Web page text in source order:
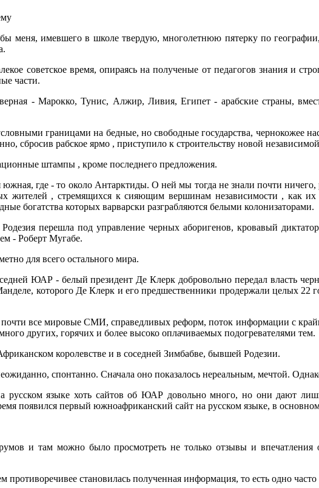
меня, имевшего в школе твердую, многолетнюю пятерку по
советское время, опираясь на полученые от педагогов знания и
части.
- Марокко, Тунис, Алжир, Ливия, Египет - арабские страны,
границами на бедные, но свободные государства, чернокожее
сбросив рабское ярмо , приступило к строительству новой
штампы , кроме последнего предложения.
южная, где - то около Антарктиды. О ней мы тогда не знали почти
жителей , стремящихся к сияющим вершинам независимости , как
богатства которых варварски разграбляются белыми колонизаторами.
перешла под управление черных аборигенов, кровавый
- Роберт Мугабе.
для всего остального мира.
ЮАР - белый президент Де Клерк добровольно передал власть
которого Де Клерк и его предшественники продержали целых 22
почти все мировые СМИ, справедливых реформ, поток информации с
других, горячих и более высоко оплачиваемых подогревателями тем.
королевстве и в соседней Зимбабве, бывшей Родезии.
спонтанно. Сначала оно показалось нереальным, мечтой.
русском языке хоть сайтов об ЮАР довольно много, но они дают
появился первый южноафриканский сайт на русском языке, в
и там можно было просмотреть не только отзывы и
противоречивее становилась полученная информация, то есть одно